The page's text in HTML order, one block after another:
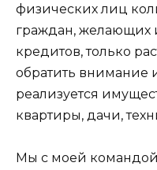
физических лиц
граждан, желающих
кредитов, только
обратить внимание
реализуется
квартиры, дачи,
Мы с моей командой